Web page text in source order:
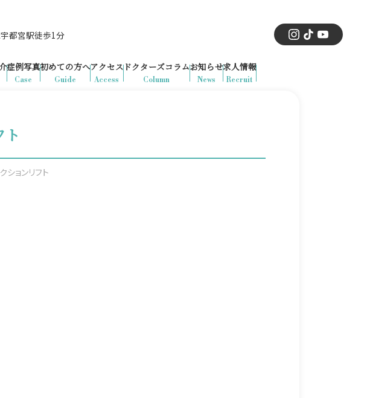
都宮駅徒歩1分
Case
症例写真
Guide
初めての方へ
Access
アクセス
Column
ドクターズコラム
News
お知らせ
Recruit
求人情報
ションリフト